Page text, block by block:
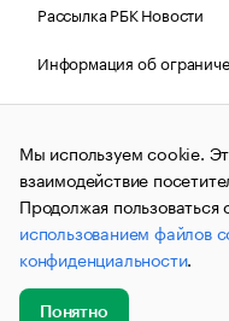
Рассылка РБК Новости
Информация об
Правовая информация
© АО
и материалы
(зарегистрировано
связи, информационных
коммуникаций
№ФС77-63848)
публикации могут
не предназначенную для
до 18 лет.
Мы используем cookie.
взаимодействие
Продолжая
использованием файлов
конфиденциальности.
Понятно